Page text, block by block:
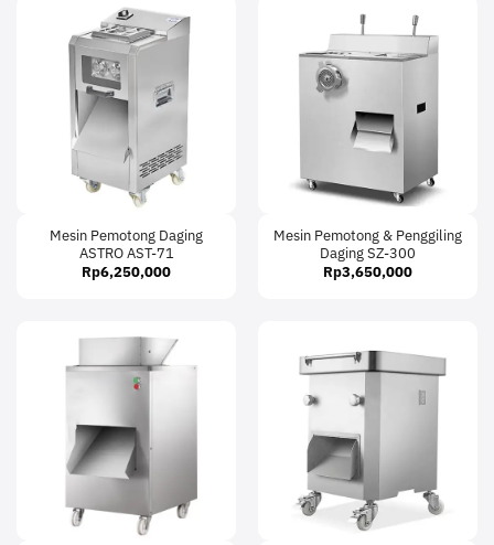
Mesin Pemotong Daging
ASTRO AST-71
Rp6,250,000
Mesin Pemotong & Penggiling
Daging SZ-300
Rp3,650,000